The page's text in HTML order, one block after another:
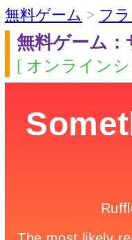
無料ゲーム > フ
無料ゲーム：
[ オンライン